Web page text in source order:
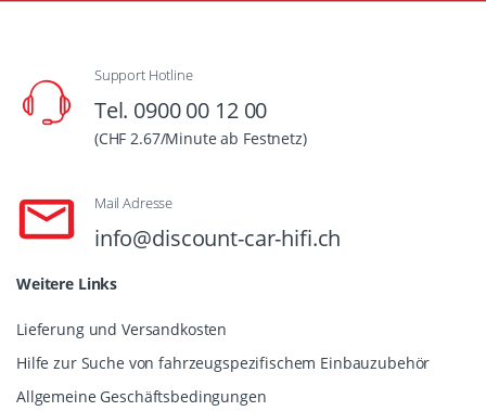
Support Hotline
Tel. 0900 00 12 00
(CHF 2.67/Minute ab Festnetz)
Mail Adresse
info@discount-car-hifi.ch
Weitere Links
Lieferung und Versandkosten
Hilfe zur Suche von fahrzeugspezifischem Einbauzubehör
Allgemeine Geschäftsbedingungen